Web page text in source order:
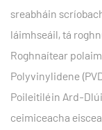
sreabháin
láimhseáil, tá
Roghnaítear
Polyvinylidene
Poileitiléin Ard-
ceimiceacha